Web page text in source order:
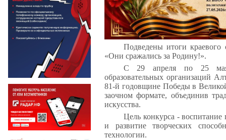
Подведены итоги краевого
«Они сражались за Родину!».
С 29 апреля по 25 мая
образовательных организаций
81-й годовщине Победы в
заочном формате, объединив
искусства.
Цель конкурса - воспитание
и развитие творческих
технологии.